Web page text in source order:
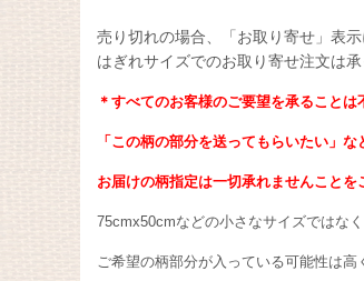
売り切れの場合、「お取り寄せ」表示
はぎれサイズでのお取り寄せ注文は
＊すべてのお客様のご要望を承ることは
「この柄の部分を送ってもらいたい」な
お届けの柄指定は一切承れませんことを
75cmx50cmなどの小さなサイズではな
ご希望の柄部分が入っている可能性は高